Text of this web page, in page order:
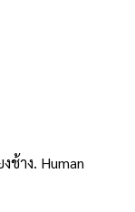
ช้าง. Human